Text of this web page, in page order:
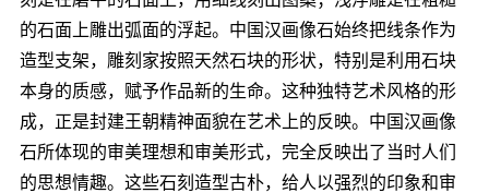
的石面上雕出弧面的浮起。中国汉画像石始终把线条作为
造型支架，雕刻家按照天然石块的形状，特别是利用石块
本身的质感，赋予作品新的生命。这种独特艺术风格的形
成，正是封建王朝精神面貌在艺术上的反映。中国汉画像
石所体现的审美理想和审美形式，完全反映出了当时人们
的思想情趣。这些石刻造型古朴，给人以强烈的印象和审